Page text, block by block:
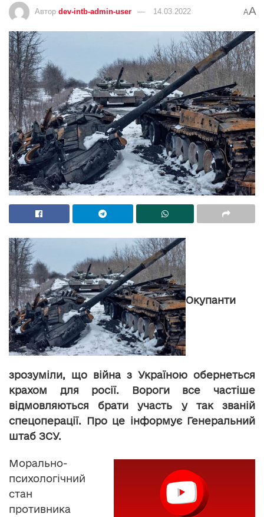
Автор dev-intb-admin-user 14.03.2022 AA
Окупанти
зрозуміли, що війна з Україною обернеться
крахом для росії. Вороги все частіше
відмовляються брати участь у так званій
спецоперації. Про це інформує Генеральний
штаб ЗСУ.
Морально-
психологічний
стан
противника